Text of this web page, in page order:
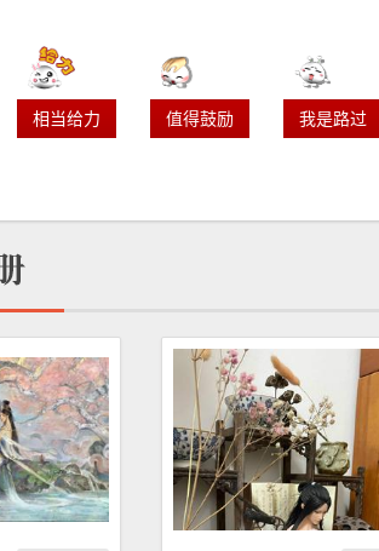
相当给力 值得鼓励 我是路过